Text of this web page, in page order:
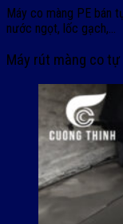
Máy co màng PE bán
nước ngọt, lốc gạch,…
Máy rút màng co